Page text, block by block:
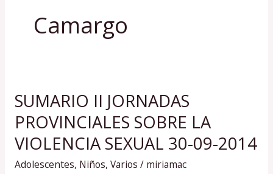
Camargo
SUMARIO II JORNADAS
PROVINCIALES SOBRE LA
VIOLENCIA SEXUAL 30-09-2014
Adolescentes, Niños, Varios / miriamac
SUMARIO
II
JORNADAS
PROVINCIALES
SOBRE